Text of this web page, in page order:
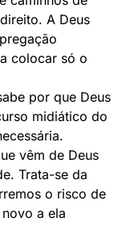
A Deus
colocar só o
por que Deus
midiático do
vêm de Deus
Trata-se da
o risco de
a ela